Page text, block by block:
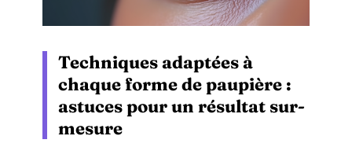
Techniques adaptées à
chaque forme de paupière :
astuces pour un résultat sur-
mesure